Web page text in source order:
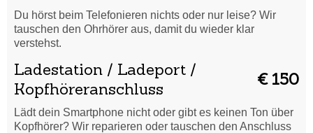
Du hörst beim Telefonieren nichts oder nur leise? Wir
tauschen den Ohrhörer aus, damit du wieder klar
verstehst.
Ladestation / Ladeport /
Kopfhöreranschluss
€ 150
Lädt dein Smartphone nicht oder gibt es keinen Ton über
Kopfhörer? Wir reparieren oder tauschen den Anschluss